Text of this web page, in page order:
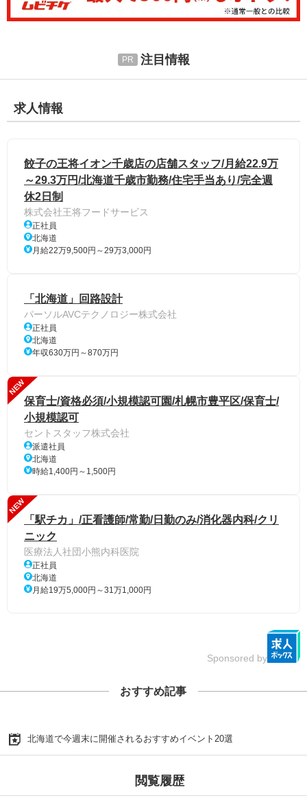
注目情報
求人情報
餃子の王将イオン千歳店の店舗スタッフ/月給22.9万
～29.3万円/北海道千歳市勤務/住宅手当あり/完全週
休2日制
株式会社王将フードサービス
正社員
北海道
月給22万9,500円～29万3,000円
「北海道」回路設計
パーソルAVCテクノロジー株式会社
正社員
北海道
年収630万円～870万円
NEW
保育士/資格必須/小規模認可園/札幌市豊平区/保育士/
小規模認可
セントスタッフ株式会社
派遣社員
北海道
時給1,400円～1,500円
NEW
「駅チカ」/正看護師/常勤/日勤のみ/消化器内科/クリ
ニック
医療法人社団小熊内科医院
正社員
北海道
月給19万5,000円～31万1,000円
Sponsored by
おすすめ記事
北海道で今週末に開催されるおすすめイベント20選
閲覧履歴